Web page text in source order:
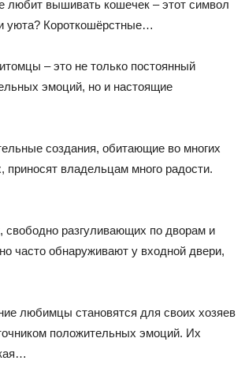
любит вышивать кошечек – этот символ
уюта? Короткошёрстные…
– это не только постоянный
эмоций, но и настоящие
создания, обитающие во многих
приносят владельцам много радости.
разгуливающих по дворам и
часто обнаруживают у входной двери,
любимцы становятся для своих хозяев
положительных эмоций. Их